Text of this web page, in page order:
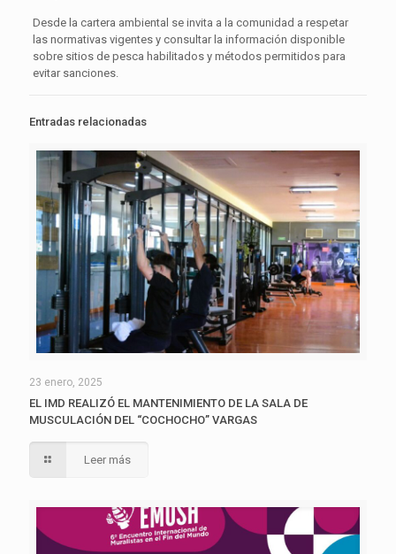
Desde la cartera ambiental se invita a la comunidad a respetar
las normativas vigentes y consultar la información disponible
sobre sitios de pesca habilitados y métodos permitidos para
evitar sanciones.
Entradas relacionadas
23 enero, 2025
EL IMD REALIZÓ EL MANTENIMIENTO DE LA SALA DE
MUSCULACIÓN DEL “COCHOCHO” VARGAS
Leer más